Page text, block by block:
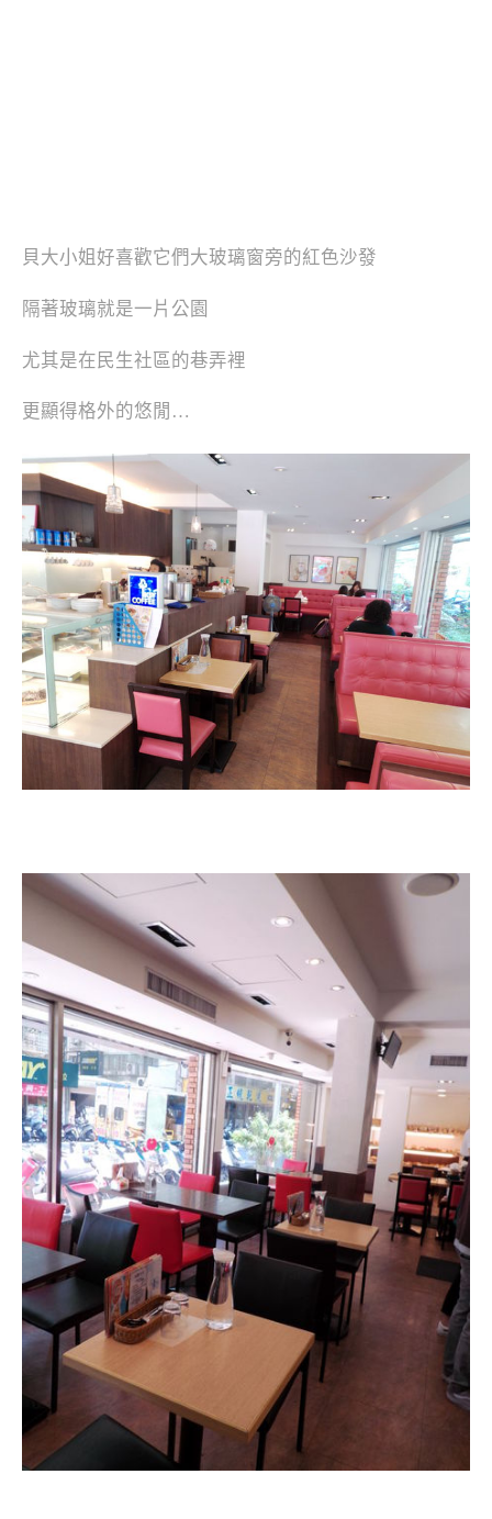
貝大小姐好喜歡它們大玻璃窗旁的紅色沙發
隔著玻璃就是一片公園
尤其是在民生社區的巷弄裡
更顯得格外的悠閒…